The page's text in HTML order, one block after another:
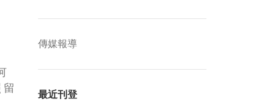
傳媒報導
最近刊登